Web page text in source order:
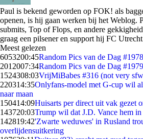
Paul is bekend geworden op FOK! als
openen, is hij gaan werken bij het Weblog.
submits, Top of Flops, en andere
graag een pilsener en support hij FC
Meest gelezen
6053200:45Random Pics van de Dag #1978
2012007:34Random Pics van de Dag #1979
1524308:03VrijMiBabes #316 (not very
220314:35Onlyfans-model met G-cup wil
naar maan
150414:09Huisarts per direct uit vak gezet
143720:03Trump wil dat J.D. Vance hem
142819:42'Zwarte weduwes' in Rusland
overlijdensuitkering